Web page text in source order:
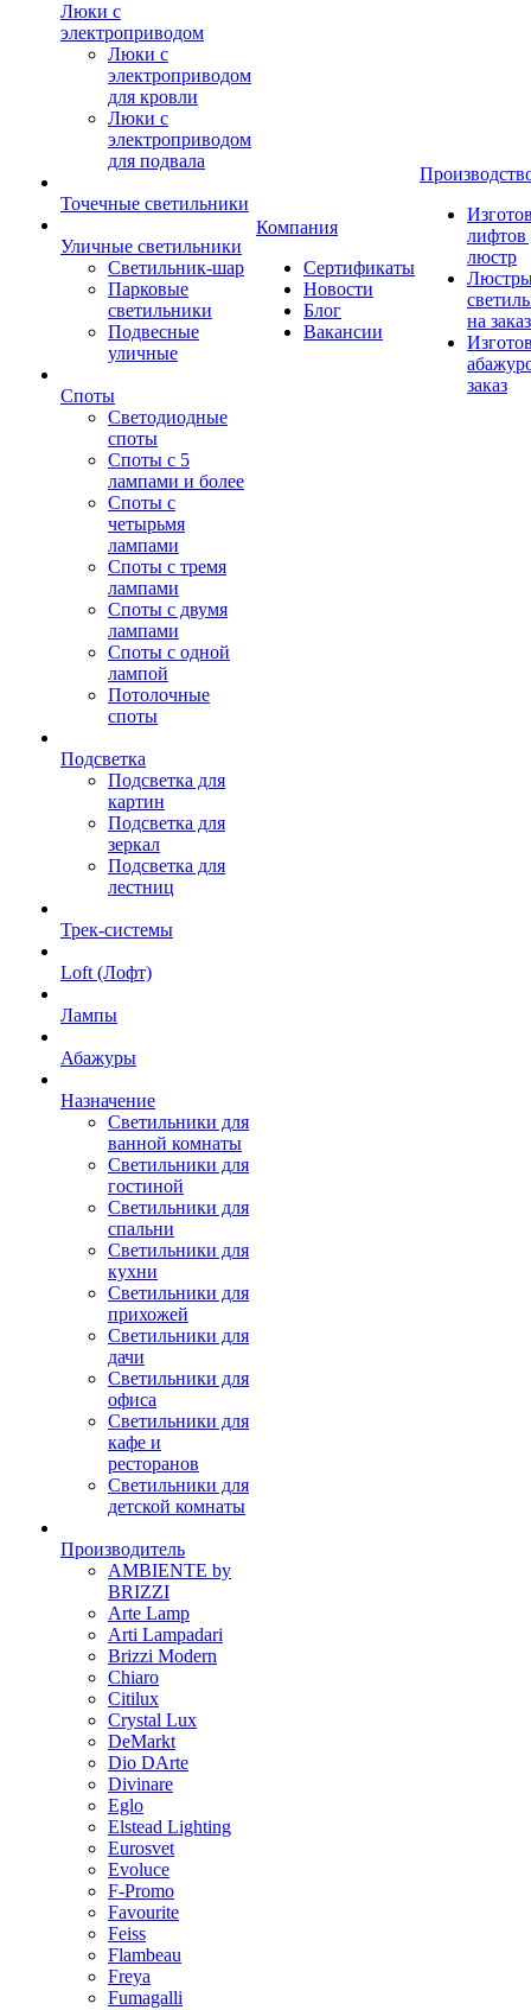
Люки с
электроприводом
Люки с
электроприводом
для кровли
Люки с
электроприводом
для подвала
Точечные светильники
Уличные светильники
Светильник-шар
Парковые
светильники
Подвесные
уличные
Споты
Светодиодные
споты
Споты с 5
лампами и более
Споты с
четырьмя
лампами
Споты с тремя
лампами
Споты с двумя
лампами
Споты с одной
лампой
Потолочные
споты
Подсветка
Подсветка для
картин
Подсветка для
зеркал
Подсветка для
лестниц
Трек-системы
Loft (Лофт)
Лампы
Абажуры
Назначение
Светильники для
ванной комнаты
Светильники для
гостиной
Светильники для
спальни
Светильники для
кухни
Светильники для
прихожей
Светильники для
дачи
Светильники для
офиса
Светильники для
кафе и
ресторанов
Светильники для
детской комнаты
Производитель
AMBIENTE by
BRIZZI
Arte Lamp
Arti Lampadari
Brizzi Modern
Chiaro
Citilux
Crystal Lux
DeMarkt
Dio DArte
Divinare
Eglo
Elstead Lighting
Eurosvet
Evoluce
F-Promo
Favourite
Feiss
Flambeau
Freya
Fumagalli
Компания
Сертификаты
Новости
Блог
Вакансии
лифтов
люстр
на заказ
заказ